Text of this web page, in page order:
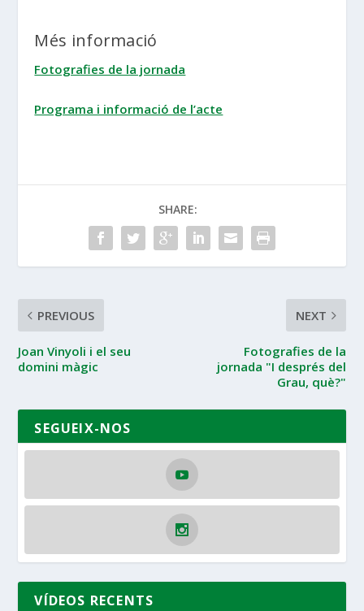
Més informació
Fotografies de la jornada
Programa i informació de l’acte
SHARE:
PREVIOUS
Joan Vinyoli i el seu
domini màgic
NEXT
Fotografies de la
jornada "I després del
Grau, què?"
SEGUEIX-NOS
VÍDEOS RECENTS